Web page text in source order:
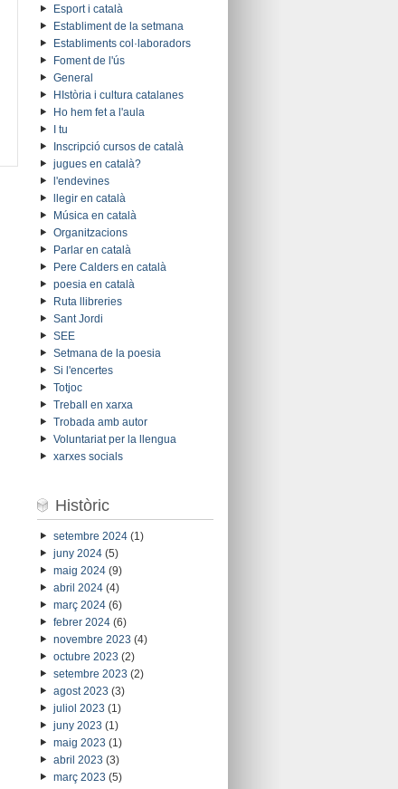
Esport i català
Establiment de la setmana
Establiments col·laboradors
Foment de l'ús
General
HIstòria i cultura catalanes
Ho hem fet a l'aula
I tu
Inscripció cursos de català
jugues en català?
l'endevines
llegir en català
Música en català
Organitzacions
Parlar en català
Pere Calders en català
poesia en català
Ruta llibreries
Sant Jordi
SEE
Setmana de la poesia
Si l'encertes
Totjoc
Treball en xarxa
Trobada amb autor
Voluntariat per la llengua
xarxes socials
Històric
setembre 2024(1)
juny 2024(5)
maig 2024(9)
abril 2024(4)
març 2024(6)
febrer 2024(6)
novembre 2023 (4)
octubre 2023 (2)
setembre 2023 (2)
agost 2023 (3)
juliol 2023 (1)
juny 2023 (1)
maig 2023 (1)
abril 2023 (3)
març 2023 (5)